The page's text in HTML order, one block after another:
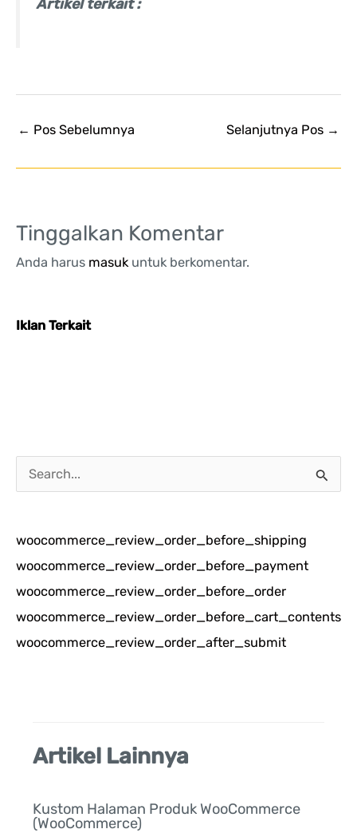
Artikel terkait :
← Pos Sebelumnya Selanjutnya Pos →
Tinggalkan Komentar
Anda harus masuk untuk berkomentar.
Iklan Terkait
a
i
u
n
t
u
woocommerce_review_order_before_shipping
woocommerce_review_order_before_payment
woocommerce_review_order_before_order
woocommerce_review_order_before_cart_contents
woocommerce_review_order_after_submit
Artikel Lainnya
Kustom Halaman Produk WooCommerce
(WooCommerce)